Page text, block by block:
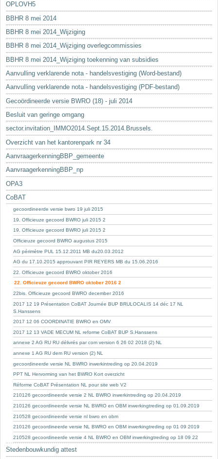
OPLOVH5
BBHR 8 mei 2014
BBHR 8 mei 2014_Wijziging
BBHR 8 mei 2014_Wijziging overlegcommissies
BBHR 8 mei 2014_Wijziging toekenning van subsidies
Aanvulling verklarende nota - handelsvestiging (Word-bestand)
Aanvulling verklarende nota - handelsvestiging (PDF-bestand)
Gecoördineerde versie BWRO (18) - juli 2014
Besluit van geringe omgang
sector.invitation_IMMO2014.Sept.15.2014.Brussels.
Overzicht van het kantorenpark nr 34
AanvraagerkenningBBP_gemeente
AanvraagerkenningBBP_np
OPA3
CoBAT
gecoordineerde versie bwro 19 juli 2015
19. Officieuze gecoord BWRO juli 2015 2
19. Officieuze gecoord BWRO juli 2015 2
Officieuze gecoord BWRO augustus 2015
AG périmètre PUL 15.12.2011 MB du20.03.2012
AG du 17.10.2015 approuvant PIR REYERS MB du 15.06.2016
22. Officieuze gecoord BWRO oktober 2016
22. Officieuze gecoord BWRO oktober 2016 2
22bis. Officieuze gecoord BWRO december 2016
2017 12 19 Présentation CoBAT Journée BUP BRULOCALIS 14 déc 17 NL
S.Hanssens
2017 12 06 COORDINATIE BWRO en OMV
2017 12 13 VADE MECUM NL reforme CoBAT BUP S.Hanssens
annexe 2 AG RU RU délivrés par com version 6 26 02 2018 (2) NL
annexe 1 AG RU dem RU version (2) NL
gecoordineerde versie NL BWRO inwerkintreding op 20.04.2019
PPT NL Hervorming van het BWRO Kort overzicht
Réforme CoBAT Présentation NL pour site web V2
210126 gecoordineerde versie 2 NL BWRO inwerkintreding op 20.04.2019
210126 gecoordineerde versie NL BWRO en OBM inwerkingtreding op 01.09.2019
210528 gecoordineerde versie nl bwro en obm
210126 gecoordineerde versie NL BWRO en OBM inwerkingtreding op 01 09 2019
210528 gecoordineerde versie 4 NL BWRO en OBM inwerkingtreding op 18 09 22
Stedenbouwkundig attest